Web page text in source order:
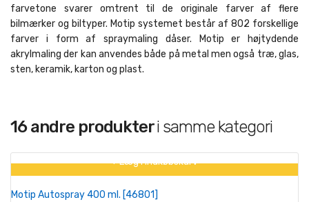
farvetone svarer omtrent til de originale farver af flere
bilmærker og biltyper. Motip systemet består af 802 forskellige
farver i form af spraymaling dåser. Motip er højtydende
akrylmaling der kan anvendes både på metal men også træ, glas,
sten, keramik, karton og plast.
16 andre produkteri samme kategori
På tilbud!
+ Læg I Indkøbskurv
Motip Autospray 400 ml. [46801]